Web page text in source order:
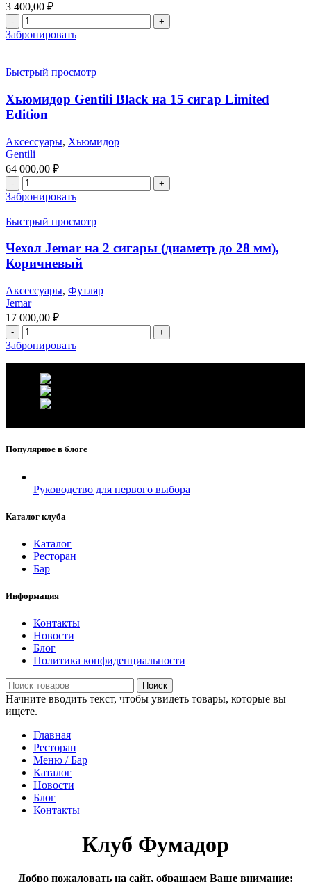
3 400,00 ₽
Забронировать
Быстрый просмотр
Хьюмидор Gentili Black на 15 сигар Limited
Edition
Аксессуары, Хьюмидор
Gentili
64 000,00 ₽
Забронировать
Быстрый просмотр
Чехол Jemar на 2 сигары (диаметр до 28 мм),
Коричневый
Аксессуары, Футляр
Jemar
17 000,00 ₽
Забронировать
Популярное в блоге
Руководство для первого выбора
Каталог клуба
Каталог
Ресторан
Бар
Информация
Контакты
Новости
Блог
Политика конфиденциальности
Поиск
Начните вводить текст, чтобы увидеть товары, которые вы
ищете.
Главная
Ресторан
Меню / Бар
Каталог
Новости
Блог
Контакты
Клуб Фумадор
Добро пожаловать на сайт, обращаем Ваше внимание: